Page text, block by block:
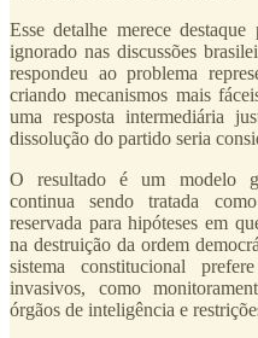
Esse detalhe merece
ignorado nas discussões
respondeu ao problema
criando mecanismos mais
uma resposta intermediária
dissolução do partido seria
O resultado é um modelo
continua sendo tratada
reservada para hipóteses em
na destruição da ordem
sistema constitucional
invasivos, como
órgãos de inteligência e